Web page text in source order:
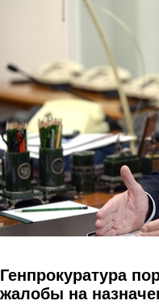
Перейти к основному
Генпрокуратура
жалобы на